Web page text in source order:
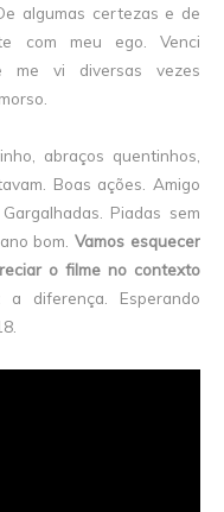
algumas certezas e de
com meu ego. Venci
me vi diversas vezes
abraços quentinhos,
Boas ações. Amigo
Piadas sem
bom.Vamos esquecer
o filme no contexto
diferença. Esperando